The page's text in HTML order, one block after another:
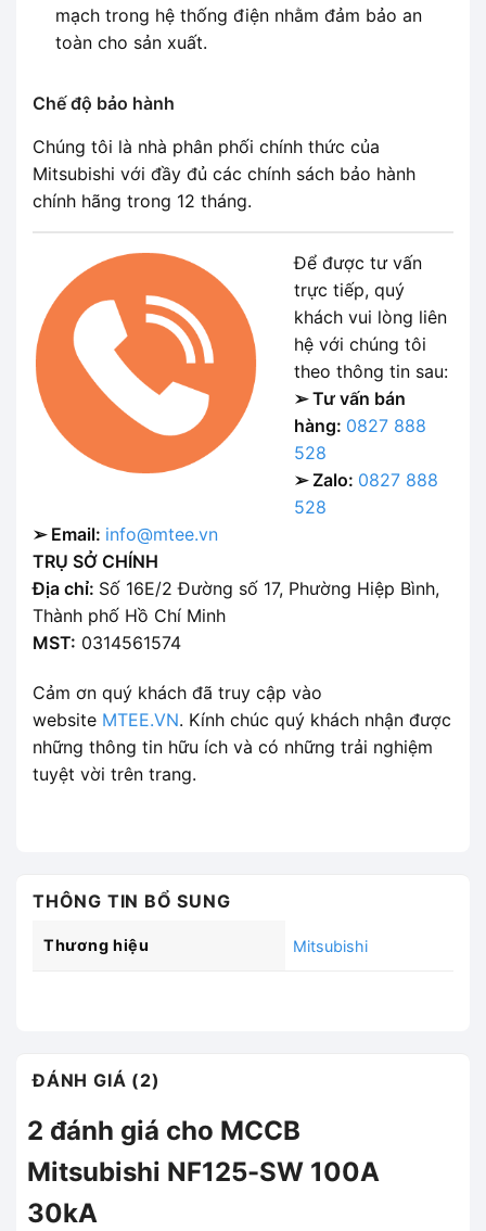
mạch trong hệ thống điện nhằm đảm bảo an
toàn cho sản xuất.
Chế độ bảo hành
Chúng tôi là nhà phân phối chính thức của
Mitsubishi với đầy đủ các chính sách bảo hành
chính hãng trong 12 tháng.
Để được tư vấn
trực tiếp, quý
khách vui lòng liên
hệ với chúng tôi
theo thông tin sau:
➢ Tư vấn bán
hàng: 0827 888
528
➢ Zalo: 0827 888
528
➢ Email: info@mtee.vn
TRỤ SỞ CHÍNH
Địa chỉ: Số 16E/2 Đường số 17, Phường Hiệp Bình,
Thành phố Hồ Chí Minh
MST: 0314561574
Cảm ơn quý khách đã truy cập vào
website MTEE.VN. Kính chúc quý khách nhận được
những thông tin hữu ích và có những trải nghiệm
tuyệt vời trên trang.
THÔNG TIN BỔ SUNG
Thương hiệu Mitsubishi
ĐÁNH GIÁ (2)
2 đánh giá cho MCCB
Mitsubishi NF125-SW 100A
30kA